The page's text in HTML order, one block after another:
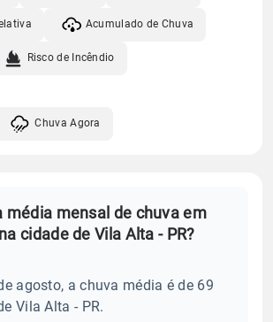
Acumulado de Chuva
Risco de Incêndio
Chuva Agora
média mensal de chuva em
cidade de Vila Alta - PR?
agosto, a chuva média é de 69
Vila Alta - PR.